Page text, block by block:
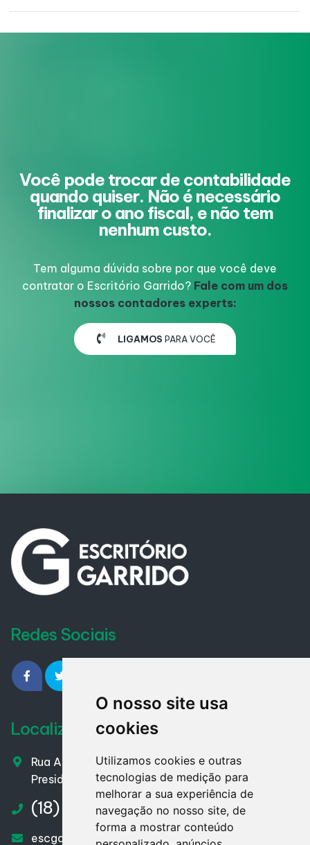
O nosso site usa
cookies
Utilizamos cookies e outras
tecnologias de medição para
melhorar a sua experiência de
navegação no nosso site, de
forma a mostrar conteúdo
Você pode trocar de contabilidade
quando quiser. Não é necessário
finalizar o ano fiscal, e não tem
nenhum custo.
Tem alguma dúvida sobre por que você deve
contratar o Escritório Garrido? Fale com um dos
nossos contadores experts:
LIGAMOS PARA VOCÊ
Redes Sociais
Localização
Rua Almirante Barroso - nº 153 – Centro
Presidente Venceslau / SP – CEP. 19400-007
(18) 3271.1910
escgarrido@hotmail.com